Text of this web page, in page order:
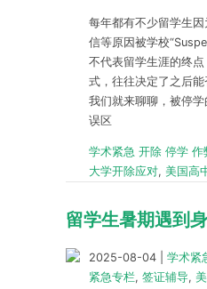
每年都有不少留学生
信等原因被学校
不代表留学生涯的终
式，往往决定了之后
我们就来聊聊，被停
误区
学术紧急 开除 停学 作
大学开除应对, 美国高
留学生暑期遇到
2025-08-04 学术紧
紧急专栏, 签证辅导,